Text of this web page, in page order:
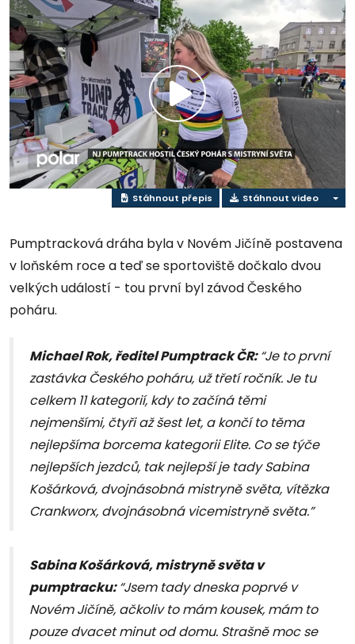
Přehrát
video
Stáhnout přepis Stáhnout video
Pumptracková dráha byla v Novém Jičíně postavena
v loňském roce a teď se sportoviště dočkalo dvou
velkých událostí - tou první byl závod Českého
poháru.
Michael Rok, ředitel Pumptrack ČR:“Je to první
zastávka Českého poháru, už třetí ročník. Je tu
celkem 11 kategorií, kdy to začíná těmi
nejmenšími, čtyři až šest let, a končí to těma
nejlepšíma borcema kategorii Elite. Co se týče
nejlepších jezdců, tak nejlepší je tady Sabina
Košárková, dvojnásobná mistryně světa, vítězka
Crankworx, dvojnásobná vicemistryně světa.”
Sabina Košárková, mistryně světa v
pumptracku:“Jsem tady dneska poprvé v
Novém Jičíně, ačkoliv to mám kousek, mám to
pouze dvacet minut od domu. Strašně moc se